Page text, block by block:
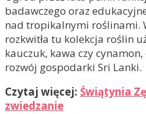
badawczego oraz
nad tropikalnymi roślinami.
rozkwitła tu kolekcja roślin
kauczuk, kawa czy cynamon,
rozwój gospodarki Sri Lanki.
Czytaj więcej: Świątynia
zwiedzanie